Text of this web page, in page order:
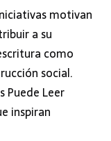
motivan
a su
como
social.
Puede Leer
inspiran